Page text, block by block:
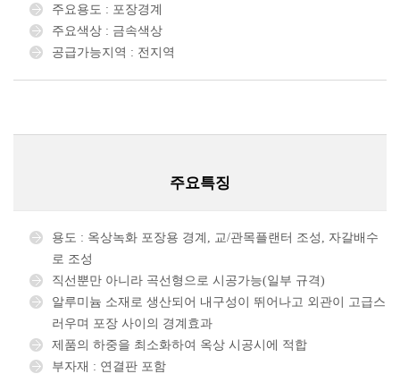
주요용도 : 포장경계
주요색상 : 금속색상
공급가능지역 : 전지역
주요특징
용도 : 옥상녹화 포장용 경계, 교/관목플랜터 조성, 자갈배수
로 조성
직선뿐만 아니라 곡선형으로 시공가능(일부 규격)
알루미늄 소재로 생산되어 내구성이 뛰어나고 외관이 고급스
러우며 포장 사이의 경계효과
제품의 하중을 최소화하여 옥상 시공시에 적합
부자재 : 연결판 포함